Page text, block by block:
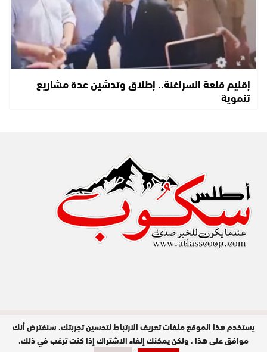
إقليم قلعة السراغنة.. إطلاق وتدشين عدة مشاريع
تنموية
مدير النشر : عبد الله عزي / جميع الحقوق
محفوظة © 2026
يستخدم هذا الموقع ملفات تعريف الارتباط لتحسين تجربتك. سنفترض أنك
موافق على هذا ، ولكن يمكنك إلغاء الاشتراك إذا كنت ترغب في ذلك.